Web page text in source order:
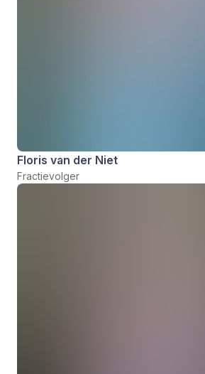
Floris van der Niet
Fractievolger